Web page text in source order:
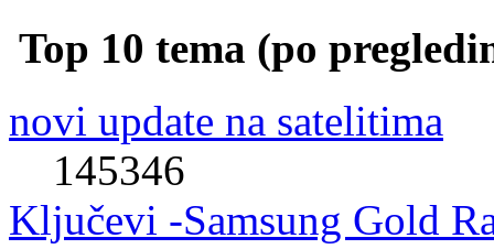
Top 10 tema (po
novi update na satelitima
145346
Ključevi -Samsung Gold